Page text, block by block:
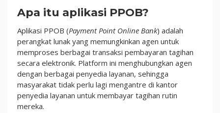
Apa itu aplikasi PPOB?
Aplikasi PPOB (Payment Point Online Bank) adalah
perangkat lunak yang memungkinkan agen untuk
memproses berbagai transaksi pembayaran tagihan
secara elektronik. Platform ini menghubungkan agen
dengan berbagai penyedia layanan, sehingga
masyarakat tidak perlu lagi mengantre di kantor
penyedia layanan untuk membayar tagihan rutin
mereka.